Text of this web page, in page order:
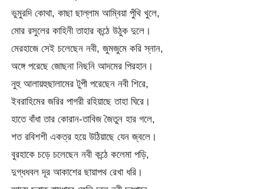
ভুমুরদি কোথা, কাছা ছাল্লাম আম্বিয়া পুঁথি খুলে,
মোর রসুলের কাহিনী তাহার কন্ঠে উঠুক দুলে।
মেরহাজে সেই চলেছেন নবী, জুমজুমে করি স্নান,
অঙ্গে পরেছে জোছনা নিছনি আদমের পিরহান।
নুহু আলায়হুছালামের টুপী পরেছেন নবী শিরে,
ইবরাহিমের জরির পাগরী রহিয়াছে তাহা ঘিরে।
হাতে বাঁধা তার কোরান-তাবিজ জৈতুন হার গলে,
শত রবিশশী একত্র হয়ে উঠিয়াছে যেন জ্বলে।
বুরহাকে চড়ে চলেছেন নবী কন্ঠে কলেমা পড়ি,
দুগ্ধধবল দূর আকাশের ছায়াপথ রেখা ধরি।